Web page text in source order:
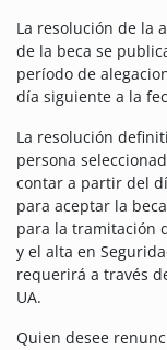
La resolución de la
de la beca se
período de
día siguiente a la
La resolución
persona
contar a partir del
para aceptar la
para la tramitación
y el alta en
requerirá a través
UA.
Quien desee